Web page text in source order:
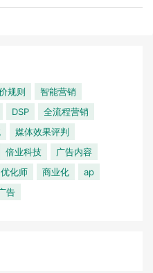
规则
智能营销
DSP
全流程营销
媒体效果评判
倍业科技
广告内容
优化师 商业化
ap
告